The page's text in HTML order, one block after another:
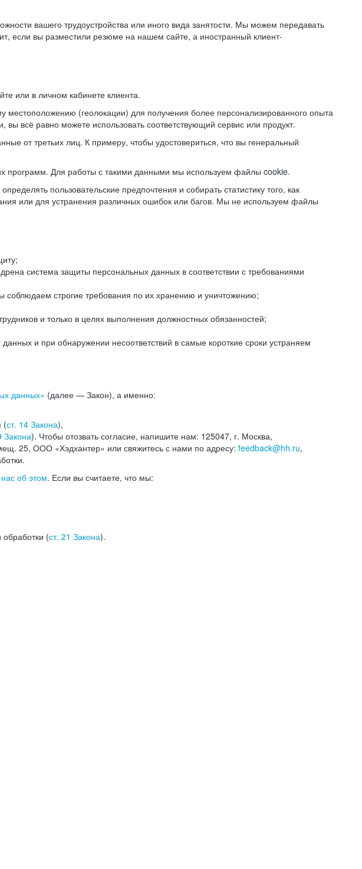
вашего трудоустройства или иного вида занятости. Мы можем передавать
если вы разместили резюме на нашем сайте, а иностранный клиент-
или в личном кабинете клиента.
(геолокации) для получения более персонализированного опыта
всё равно можете использовать соответствующий сервис или продукт.
от третьих лиц. К примеру, чтобы удостовериться, что вы генеральный
программ. Для работы с такими данными мы используем файлы cookie.
пользовательские предпочтения и собирать статистику того, как
или для устранения различных ошибок или багов. Мы не используем файлы
система защиты персональных данных в соответствии с требованиями
строгие требования по их хранению и уничтожению;
и только в целях выполнения должностных обязанностей;
и при обнаружении несоответствий в самые короткие сроки устраняем
данных» (далее — Закон), а именно:
(ст. 14 Закона),
Закона). Чтобы отозвать согласие, напишите нам: 125047, г. Москва,
25, ООО «Хэдхантер» или свяжитесь с нами по адресу: feedback@hh.ru,
об этом. Если вы считаете, что мы:
(ст. 21 Закона).